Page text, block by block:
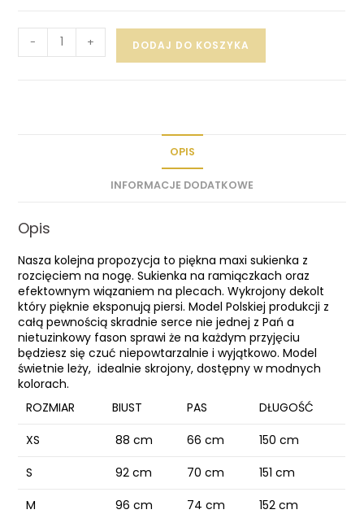
- + DODAJ DO KOSZYKA
OPIS
INFORMACJE DODATKOWE
Opis
Nasza kolejna propozycja to piękna maxi sukienka z
rozcięciem na nogę. Sukienka na ramiączkach oraz
efektownym wiązaniem na plecach. Wykrojony dekolt
który pięknie eksponują piersi. Model Polskiej produkcji z
całą pewnością skradnie serce nie jednej z Pań a
nietuzinkowy fason sprawi że na każdym przyjęciu
będziesz się czuć niepowtarzalnie i wyjątkowo. Model
świetnie leży, idealnie skrojony, dostępny w modnych
kolorach.
ROZMIAR
BIUST PAS
DŁUGOŚĆ
XS
88 cm 66 cm
150 cm
S
92 cm 70 cm
151 cm
M
96 cm 74 cm
152 cm